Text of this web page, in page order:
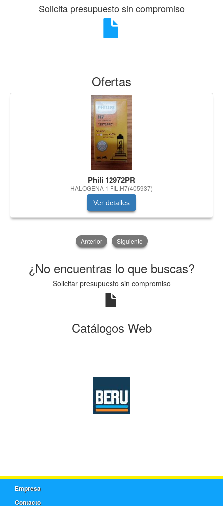
Solicita presupuesto sin compromiso
Ofertas
Phili 12972PR
HALOGENA 1 FIL.H7(405937)
Ver detalles
Anterior Siguiente
¿No encuentras lo que buscas?
Solicitar presupuesto sin compromiso
Catálogos Web
Empresa
Contacto